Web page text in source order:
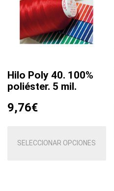
Hilo Poly 40. 100%
poliéster. 5 mil.
9,76€
SELECCIONAR OPCIONES